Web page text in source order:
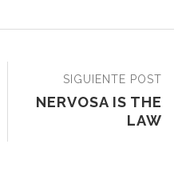
SIGUIENTE POST
NERVOSA IS THE
LAW